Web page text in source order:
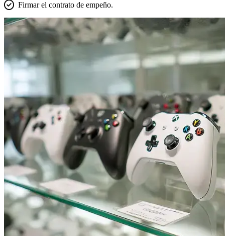
Firmar el contrato de empeño.